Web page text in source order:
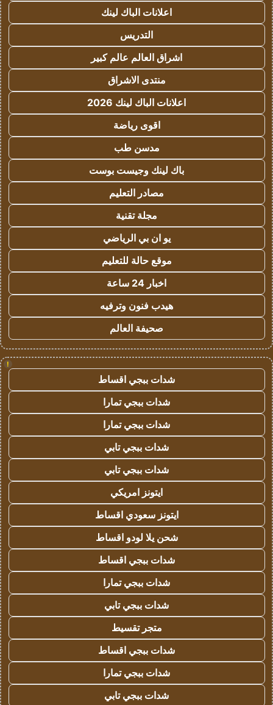
اعلانات الباك لينك
التدريس
اشراق العالم عالم كبير
منتدى الاشراق
اعلانات الباك لينك 2026
اقوى رياضة
مدسن طب
باك لينك وجيست بوست
مصادر التعليم
مجلة تقنية
يو ان بي الرياضي
موقع حالة للتعليم
اخبار 24 ساعة
هيدب فنون وترفيه
صحيفة العالم
!
شدات ببجي اقساط
شدات ببجي تمارا
شدات ببجي تمارا
شدات ببجي تابي
شدات ببجي تابي
ايتونز امريكي
ايتونز سعودي اقساط
شحن يلا لودو اقساط
شدات ببجي اقساط
شدات ببجي تمارا
شدات ببجي تابي
متجر تقسيط
شدات ببجي اقساط
شدات ببجي تمارا
شدات ببجي تابي